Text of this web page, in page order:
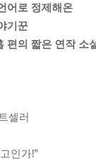
어로 정제해온
기꾼
편의 짧은 연작 소
셀러
인가!”